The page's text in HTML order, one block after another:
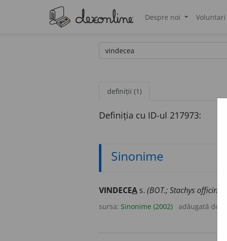
Despre noi Voluntari
definiții (1)
Definiția cu ID-ul 217973:
Sinonime
VINDECEA s. (BOT.; Stachys officinalis)
sursa: Sinonime (2002) adăugată de